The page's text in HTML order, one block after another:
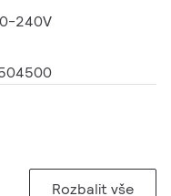
240V
Rozbalit vše